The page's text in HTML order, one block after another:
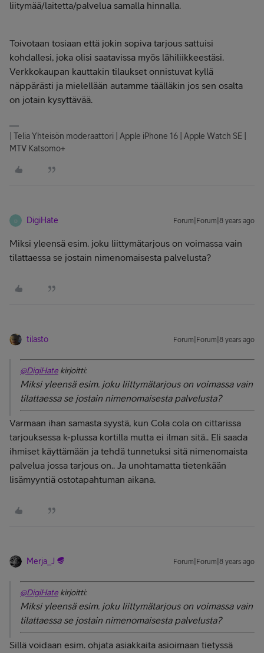
liitymää/laitetta/palvelua samalla hinnalla.
Toivotaan tosiaan että jokin sopiva tarjous sattuisi
kohdallesi, joka olisi saatavissa myös lähiliikkeestäsi.
Verkkokaupan kauttakin tilaukset onnistuvat kyllä
näppärästi ja mielellään autamme täälläkin jos sen osalta
on jotain kysyttävää.
| Telia Yhteisön moderaattori | Apple iPhone 16 | Apple Watch SE |
MTV Katsomo+
D DigiHate Forum|Forum|8 years ago
Miksi yleensä esim. joku liittymätarjous on voimassa vain
tilattaessa se jostain nimenomaisesta palvelusta?
tilasto Forum|Forum|8 years ago
@DigiHate kirjoitti:
Miksi yleensä esim. joku liittymätarjous on voimassa vain
tilattaessa se jostain nimenomaisesta palvelusta?
Varmaan ihan samasta syystä, kun Cola cola on cittarissa
tarjouksessa k-plussa kortilla mutta ei ilman sitä.. Eli saada
ihmiset käyttämään ja tehdä tunnetuksi sitä nimenomaista
palvelua jossa tarjous on.. Ja unohtamatta tietenkään
lisämyyntiä ostotapahtuman aikana.
Merja_J Forum|Forum|8 years ago
@DigiHate kirjoitti:
Miksi yleensä esim. joku liittymätarjous on voimassa vain
tilattaessa se jostain nimenomaisesta palvelusta?
Sillä voidaan esim. ohjata asiakkaita asioimaan tietyssä